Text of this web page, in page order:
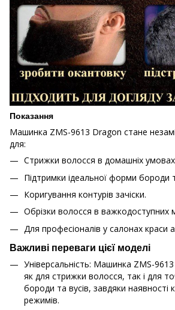
Показання
Машинка ZMS-9613 Dragon стане
для:
Стрижки волосся в домашніх
Підтримки ідеальної форми бороди
Коригування контурів зачіски.
Обрізки волосся в важкодоступних
Для професіоналів у салонах краси
Важливі переваги цієї моделі
Універсальність: Машинка ZMS-
як для стрижки волосся, так і для
бороди та вусів, завдяки наявності
режимів.